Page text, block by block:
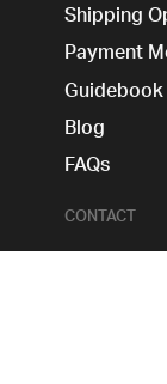
Shipping
Payment
Guidebook
Blog
FAQs
CONTACT